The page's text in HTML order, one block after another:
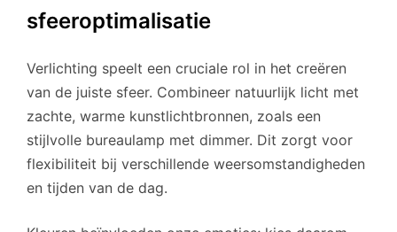
sfeeroptimalisatie
Verlichting speelt een cruciale rol in het creëren
van de juiste sfeer. Combineer natuurlijk licht met
zachte, warme kunstlichtbronnen, zoals een
stijlvolle bureaulamp met dimmer. Dit zorgt voor
flexibiliteit bij verschillende weersomstandigheden
en tijden van de dag.